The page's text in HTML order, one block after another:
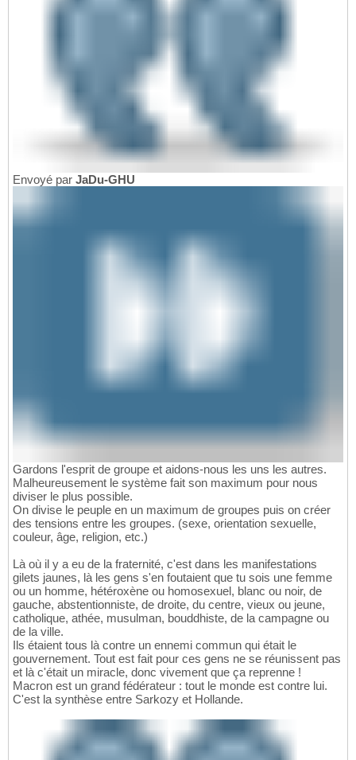
Envoyé par JaDu-GHU
Gardons l'esprit de groupe et aidons-nous les uns les autres.
Malheureusement le système fait son maximum pour nous
diviser le plus possible.
On divise le peuple en un maximum de groupes puis on créer
des tensions entre les groupes. (sexe, orientation sexuelle,
couleur, âge, religion, etc.)
Là où il y a eu de la fraternité, c'est dans les manifestations
gilets jaunes, là les gens s'en foutaient que tu sois une femme
ou un homme, hétéroxène ou homosexuel, blanc ou noir, de
gauche, abstentionniste, de droite, du centre, vieux ou jeune,
catholique, athée, musulman, bouddhiste, de la campagne ou
de la ville.
Ils étaient tous là contre un ennemi commun qui était le
gouvernement. Tout est fait pour ces gens ne se réunissent pas
et là c'était un miracle, donc vivement que ça reprenne !
Macron est un grand fédérateur : tout le monde est contre lui.
C'est la synthèse entre Sarkozy et Hollande.